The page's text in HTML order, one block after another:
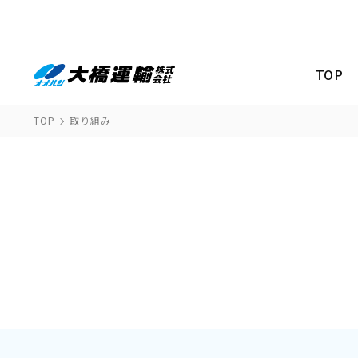
TOP
TOP 取り組み